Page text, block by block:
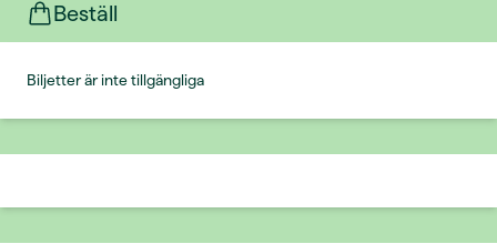
Beställ
Biljetter är inte tillgängliga